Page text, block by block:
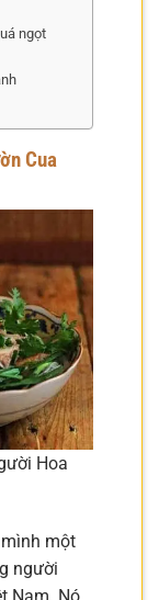
ngọt
Cua
Hoa
một
người